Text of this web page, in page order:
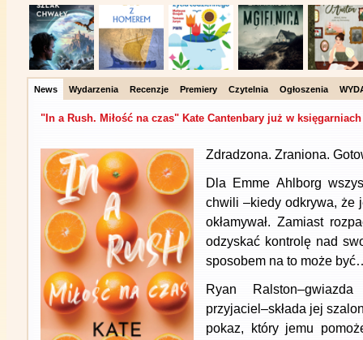
News Wydarzenia Recenzje Premiery Czytelnia Ogłoszenia
"In a Rush. Miłość na czas" Kate Cantenbary już w księgarniach
Zdradzona. Zraniona.
Dla Emme Ahlborg
chwili –kiedy odkrywa, że
okłamywał. Zamiast
odzyskać kontrolę nad
sposobem na to może
Ryan
przyjaciel–składa jej
pokaz, który jemu